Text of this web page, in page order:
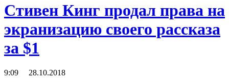
Стивен Кинг продал права на
экранизацию своего рассказа
за $1
9:09 28.10.2018